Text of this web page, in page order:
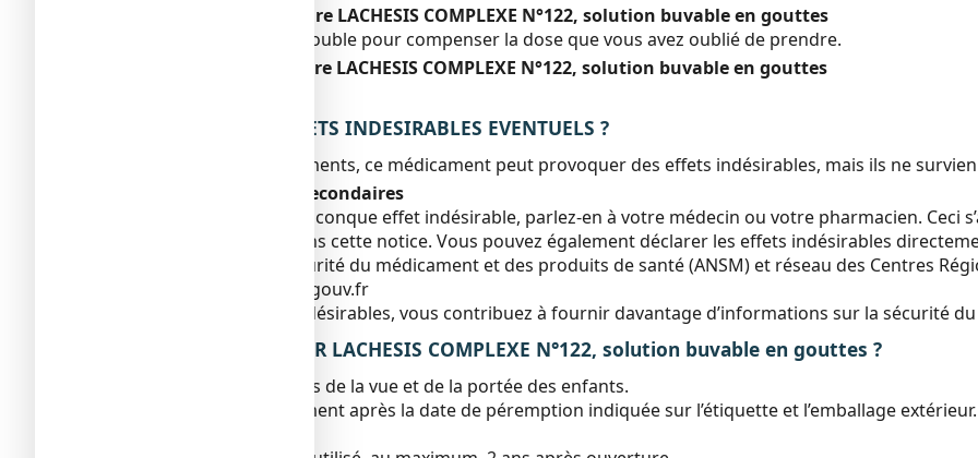
Si vous oubliez de prendre LACHESIS COMPLEXE N°122, solution buvable en gouttes
Ne prenez pas de dose double pour compenser la dose que vous avez oublié de prendre.
Si vous arrêtez de prendre LACHESIS COMPLEXE N°122, solution buvable en gouttes
4. QUELS SONT LES EFFETS INDESIRABLES EVENTUELS ?
Comme tous les médicaments, ce médicament peut provoquer des effets indésirables, mais ils ne
Déclaration des effets secondaires
Si vous ressentez un quelconque effet indésirable, parlez-en à votre médecin ou votre pharmacien. Ceci
serait pas mentionné dans cette notice. Vous pouvez également déclarer les effets indésirables
Agence nationale de sécurité du médicament et des produits de santé (ANSM) et réseau des Centres
www.signalement-sante.gouv.fr
En signalant les effets indésirables, vous contribuez à fournir davantage d’informations sur la sécurité
5. COMMENT CONSERVER LACHESIS COMPLEXE N°122, solution buvable en gouttes ?
Tenir ce médicament hors de la vue et de la portée des enfants.
N’utilisez pas ce médicament après la date de péremption indiquée sur l’étiquette et l’emballage